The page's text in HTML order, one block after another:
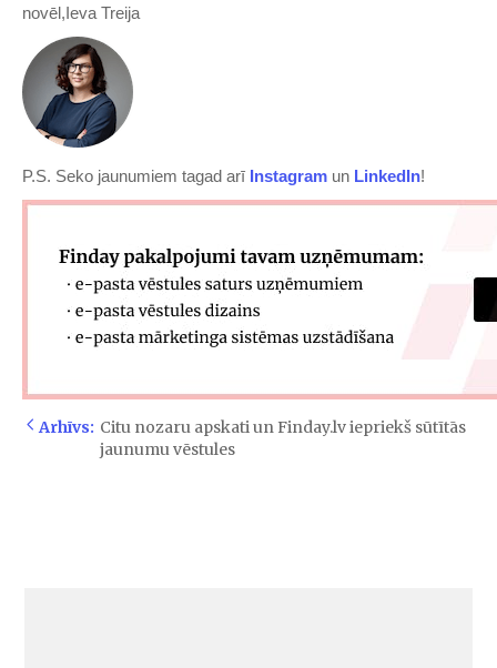
novēl,Ieva Treija
P.S. Seko jaunumiem tagad arī ​Instagram​ un ​LinkedIn​!
Arhīvs: Citu nozaru apskati un Finday.lv iepriekš sūtītās
jaunumu vēstules